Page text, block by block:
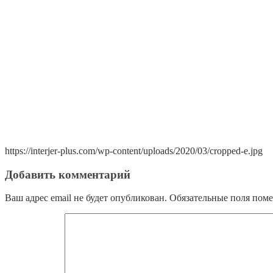
https://interjer-plus.com/wp-content/uploads/2020/03/cropped-e.jpg
Добавить комментарий
Ваш адрес email не будет опубликован. Обязательные поля